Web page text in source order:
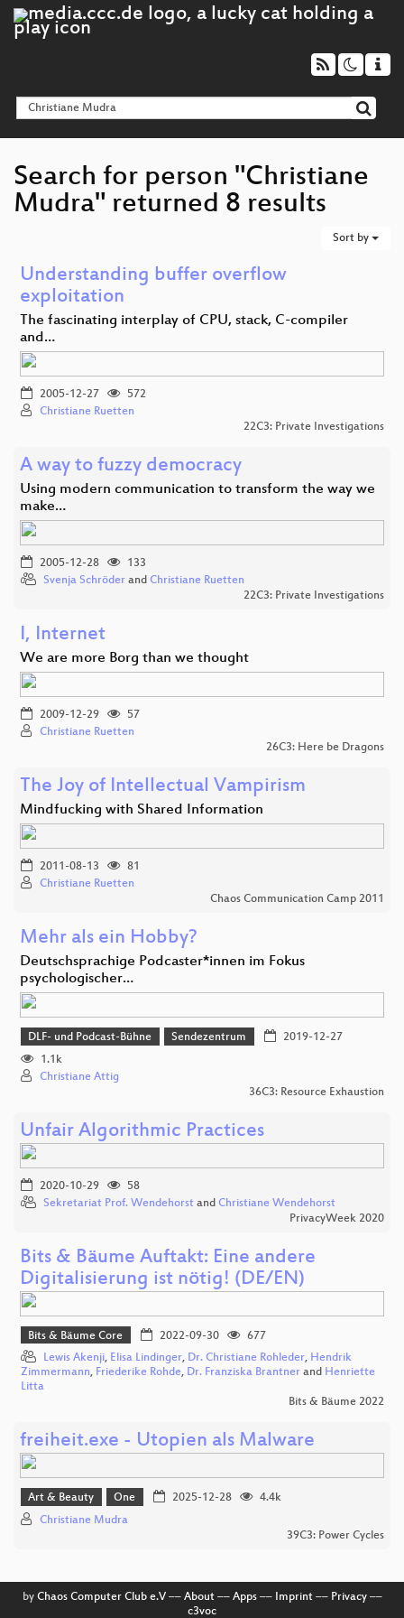
Search for person "Christiane
Mudra" returned 8 results
Sort by
Understanding buffer overflow
exploitation
The fascinating interplay of CPU, stack, C-compiler
and…
2005-12-27
572
Christiane Ruetten
22C3: Private Investigations
A way to fuzzy democracy
Using modern communication to transform the way we
make…
2005-12-28
133
Svenja Schröder and Christiane Ruetten
22C3: Private Investigations
I, Internet
We are more Borg than we thought
2009-12-29
57
Christiane Ruetten
26C3: Here be Dragons
The Joy of Intellectual Vampirism
Mindfucking with Shared Information
2011-08-13
81
Christiane Ruetten
Chaos Communication Camp 2011
Mehr als ein Hobby?
Deutschsprachige Podcaster*innen im Fokus
psychologischer…
DLF- und Podcast-Bühne Sendezentrum
2019-12-27
1.1k
Christiane Attig
36C3: Resource Exhaustion
Unfair Algorithmic Practices
2020-10-29
58
Sekretariat Prof. Wendehorst and Christiane Wendehorst
PrivacyWeek 2020
Bits & Bäume Auftakt: Eine andere
Digitalisierung ist nötig! (DE/EN)
Bits & Bäume Core 2022-09-30
677
Lewis Akenji, Elisa Lindinger, Dr. Christiane Rohleder, Hendrik
Zimmermann, Friederike Rohde, Dr. Franziska Brantner and Henriette
Litta
Bits & Bäume 2022
freiheit.exe - Utopien als Malware
Art & Beauty One 2025-12-28
4.4k
Christiane Mudra
39C3: Power Cycles
by Chaos Computer Club e.V–– About–– Apps–– Imprint–– Privacy––
c3voc